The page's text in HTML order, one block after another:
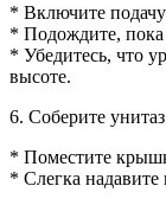
* Включите
* Подождите, пока
* Убедитесь, что
высоте.
6. Соберите
* Поместите
* Слегка надавите